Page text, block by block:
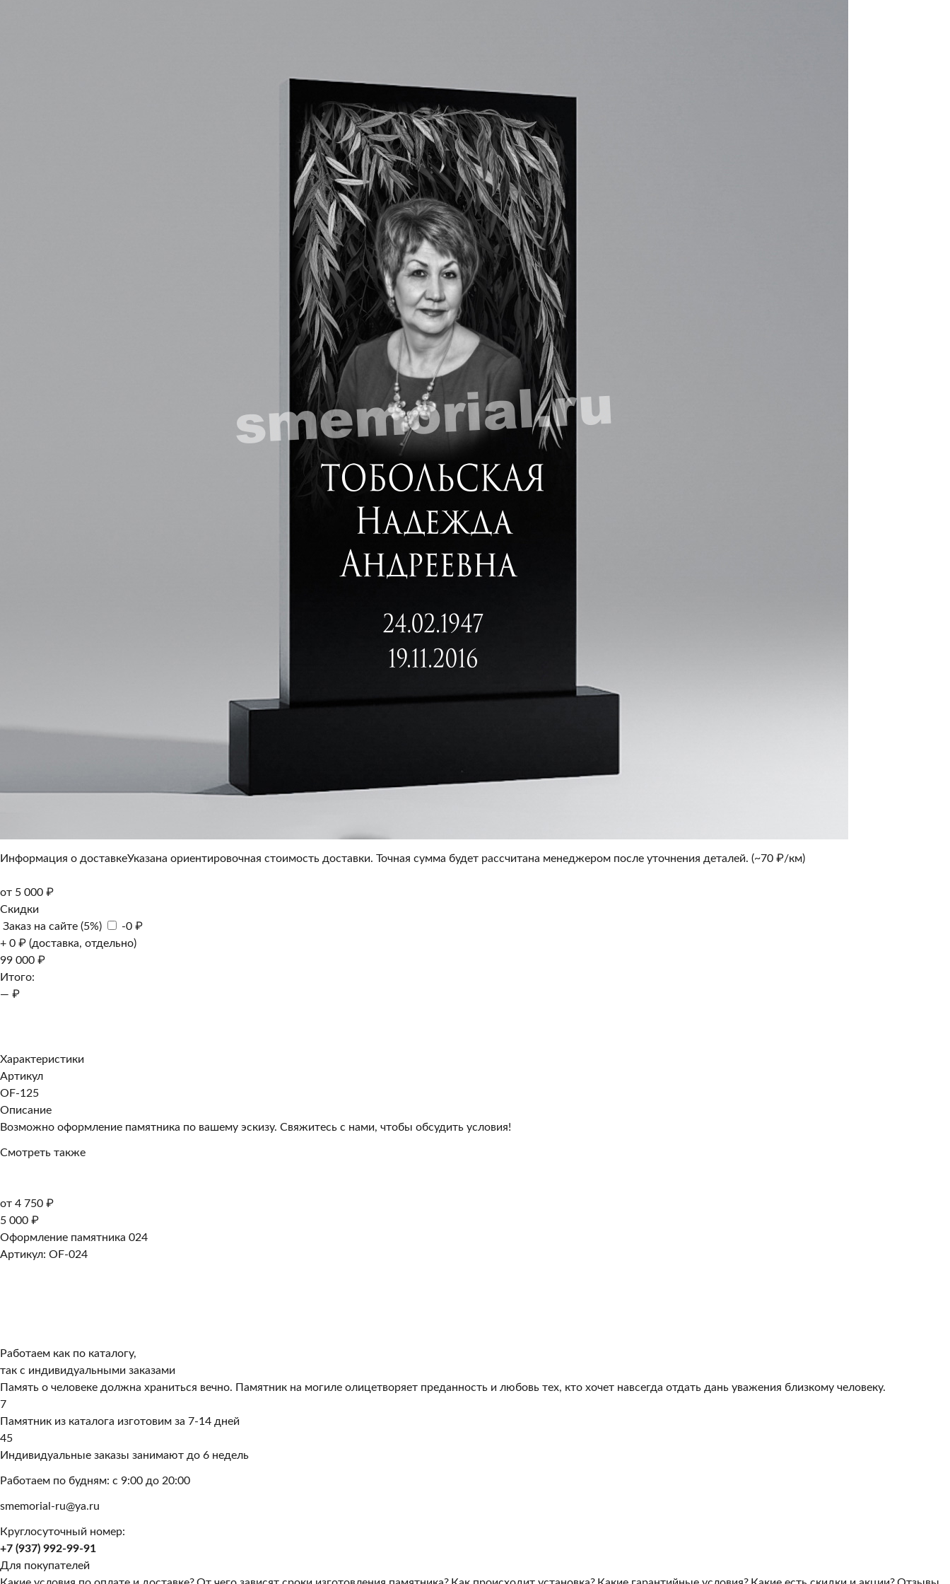
Информация о доставкеУказана ориентировочная стоимость доставки. Точная сумма будет рассчитана менеджером после уточнения деталей. (~70 ₽/км)
от 5 000 ₽
Скидки
Заказ на сайте (5%)
-0 ₽
+ 0 ₽ (доставка, отдельно)
99 000 ₽
Итого:
— ₽
Характеристики
Артикул
OF-125
Описание
Возможно оформление памятника по вашему эскизу. Свяжитесь с нами, чтобы обсудить условия!
Смотреть также
от 4 750 ₽
5 000 ₽
Оформление памятника 024
Артикул: OF-024
Работаем как по каталогу,
так с индивидуальными заказами
Память о человеке должна храниться вечно. Памятник на могиле олицетворяет преданность и любовь тех, кто хочет навсегда отдать дань уважения близкому человеку.
7
Памятник из каталога изготовим за 7-14 дней
45
Индивидуальные заказы занимают до 6 недель
Работаем по будням: с 9:00 до 20:00
smemorial-ru@ya.ru
Круглосуточный номер:
+7 (937) 992-99-91
Для покупателей